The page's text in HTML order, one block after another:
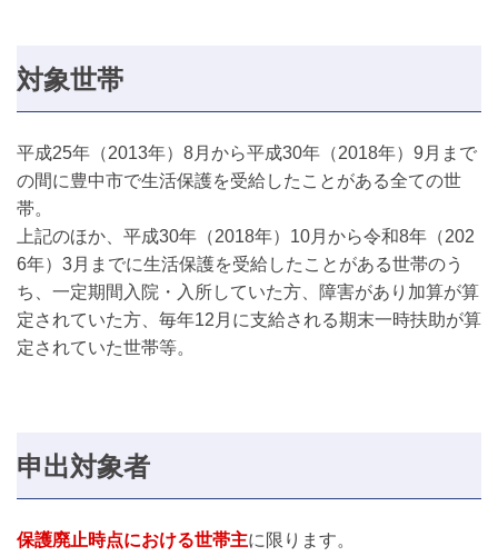
対象世帯
平成25年（2013年）8月から平成30年（2018年）9月まで
の間に豊中市で生活保護を受給したことがある全ての世
帯。
上記のほか、平成30年（2018年）10月から令和8年（202
6年）3月までに生活保護を受給したことがある世帯のう
ち、一定期間入院・入所していた方、障害があり加算が算
定されていた方、毎年12月に支給される期末一時扶助が算
定されていた世帯等。
申出対象者
保護廃止時点における世帯主に限ります。